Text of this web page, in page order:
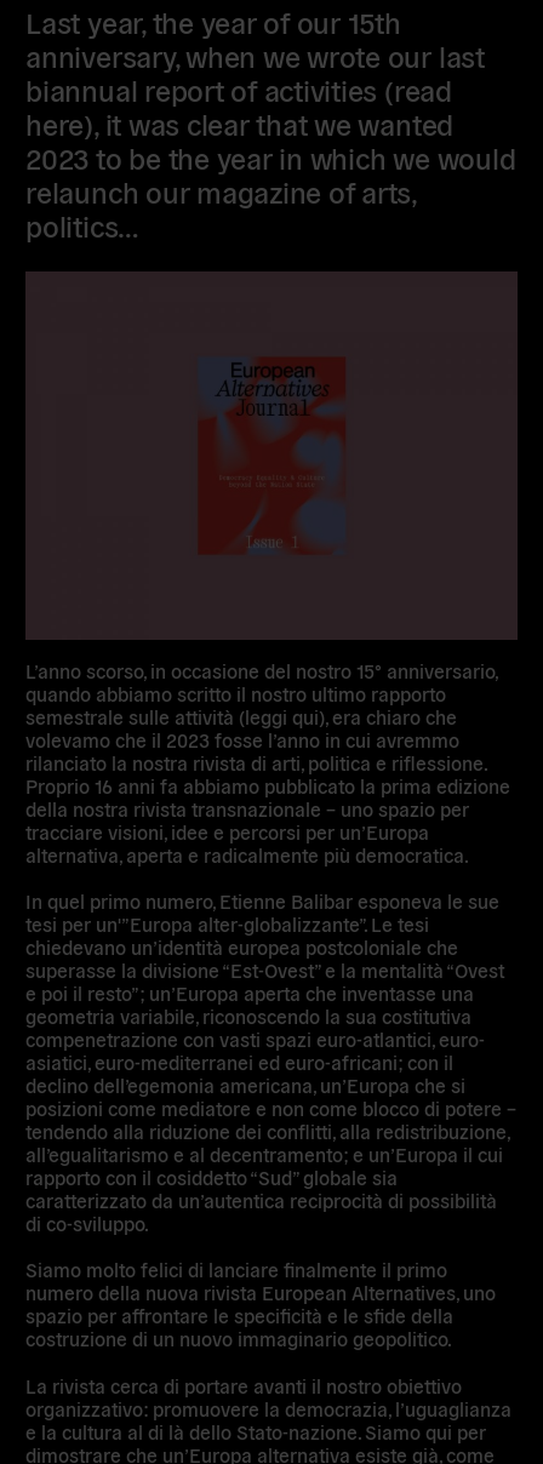
Last year, the year of our 15th
anniversary, when we wrote our last
biannual report of activities (read
here), it was clear that we wanted
2023 to be the year in which we would
relaunch our magazine of arts,
politics…
L’anno scorso, in occasione del nostro 15° anniversario,
quando abbiamo scritto il nostro ultimo rapporto
semestrale sulle attività (leggi qui), era chiaro che
volevamo che il 2023 fosse l’anno in cui avremmo
rilanciato la nostra rivista di arti, politica e riflessione.
Proprio 16 anni fa abbiamo pubblicato la prima edizione
della nostra rivista transnazionale – uno spazio per
tracciare visioni, idee e percorsi per un’Europa
alternativa, aperta e radicalmente più democratica.
In quel primo numero, Etienne Balibar esponeva le sue
tesi per un'”Europa alter-globalizzante”. Le tesi
chiedevano un’identità europea postcoloniale che
superasse la divisione “Est-Ovest” e la mentalità “Ovest
e poi il resto”; un’Europa aperta che inventasse una
geometria variabile, riconoscendo la sua costitutiva
compenetrazione con vasti spazi euro-atlantici, euro-
asiatici, euro-mediterranei ed euro-africani; con il
declino dell’egemonia americana, un’Europa che si
posizioni come mediatore e non come blocco di potere –
tendendo alla riduzione dei conflitti, alla redistribuzione,
all’egualitarismo e al decentramento; e un’Europa il cui
rapporto con il cosiddetto “Sud” globale sia
caratterizzato da un’autentica reciprocità di possibilità
di co-sviluppo.
Siamo molto felici di lanciare finalmente il primo
numero della nuova rivista European Alternatives, uno
spazio per affrontare le specificità e le sfide della
costruzione di un nuovo immaginario geopolitico.
La rivista cerca di portare avanti il nostro obiettivo
organizzativo: promuovere la democrazia, l’uguaglianza
e la cultura al di là dello Stato-nazione. Siamo qui per
dimostrare che un’Europa alternativa esiste già, come